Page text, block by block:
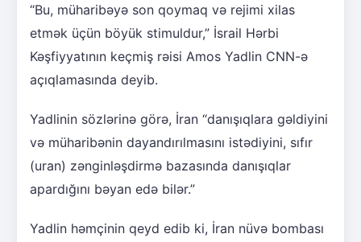
“Bu, müharibəyə son qoymaq və rejimi xilas
etmək üçün böyük stimuldur,” İsrail Hərbi
Kəşfiyyatının keçmiş rəisi Amos Yadlin CNN-ə
açıqlamasında deyib.
Yadlinin sözlərinə görə, İran “danışıqlara gəldiyini
və müharibənin dayandırılmasını istədiyini, sıfır
(uran) zənginləşdirmə bazasında danışıqlar
apardığını bəyan edə bilər.”
Yadlin həmçinin qeyd edib ki, İran nüvə bombası